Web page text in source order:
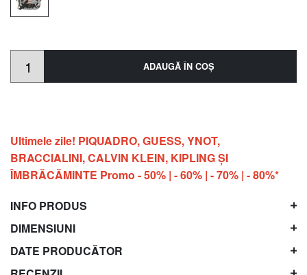
ADAUGĂ ÎN COŞ
Ultimele zile! PIQUADRO, GUESS, YNOT,
BRACCIALINI, CALVIN KLEIN, KIPLING ŞI
ÎMBRĂCĂMINTE Promo - 50% | - 60% | - 70% | - 80%*
INFO PRODUS
DIMENSIUNI
DATE PRODUCĂTOR